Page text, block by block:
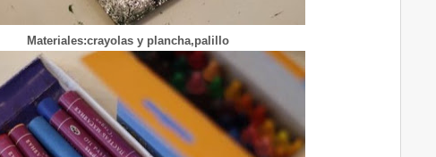
Materiales:crayolas y plancha,palillo